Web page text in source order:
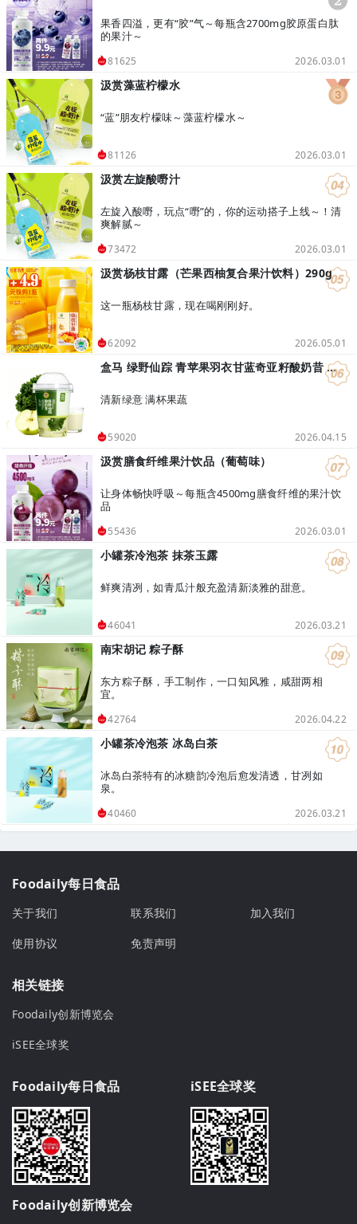
果香四溢，更有“胶”气～每瓶含2700mg胶原蛋白肽
的果汁～
81625 2026.03.01
汲赏藻蓝柠檬水
“蓝”朋友柠檬味～藻蓝柠檬水～
81126 2026.03.01
汲赏左旋酸嘢汁
左旋入酸嘢，玩点“嘢”的，你的运动搭子上线～！清
爽解腻～
73472 2026.03.01
汲赏杨枝甘露（芒果西柚复合果汁饮料）290g
这一瓶杨枝甘露，现在喝刚刚好。
62092 2026.05.01
盒马 绿野仙踪 青苹果羽衣甘蓝奇亚籽酸奶昔 400g
清新绿意 满杯果蔬
59020 2026.04.15
汲赏膳食纤维果汁饮品（葡萄味）
让身体畅快呼吸～每瓶含4500mg膳食纤维的果汁饮
品
55436 2026.03.01
小罐茶冷泡茶 抹茶玉露
鲜爽清冽，如青瓜汁般充盈清新淡雅的甜意。
46041 2026.03.21
南宋胡记 粽子酥
东方粽子酥，手工制作，一口知风雅，咸甜两相
宜。
42764 2026.04.22
小罐茶冷泡茶 冰岛白茶
冰岛白茶特有的冰糖韵冷泡后愈发清透，甘冽如
泉。
40460 2026.03.21
Foodaily每日食品
关于我们 联系我们
加入我们
使用协议
免责声明
相关链接
Foodaily创新博览会
iSEE全球奖
Foodaily每日食品 iSEE全球奖
Foodaily创新博览会